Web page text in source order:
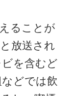
ることが
放送され
を含むど
どでは飲